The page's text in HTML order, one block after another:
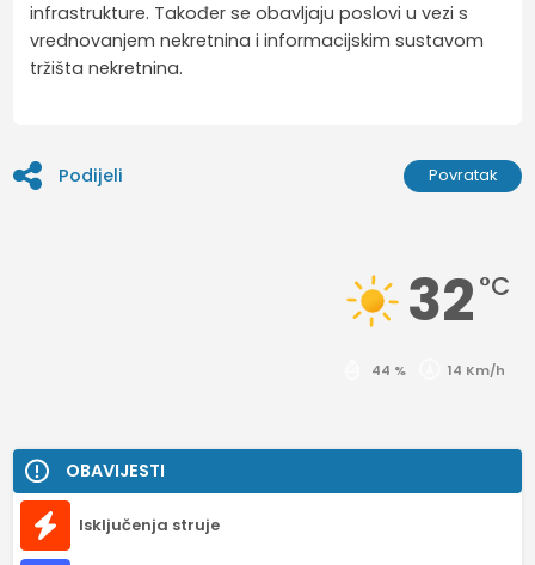
infrastrukture. Također se obavljaju poslovi u vezi s
vrednovanjem nekretnina i informacijskim sustavom
tržišta nekretnina.
Podijeli Povratak
32 °C
44 % 14 Km/h
OBAVIJESTI
Isključenja struje